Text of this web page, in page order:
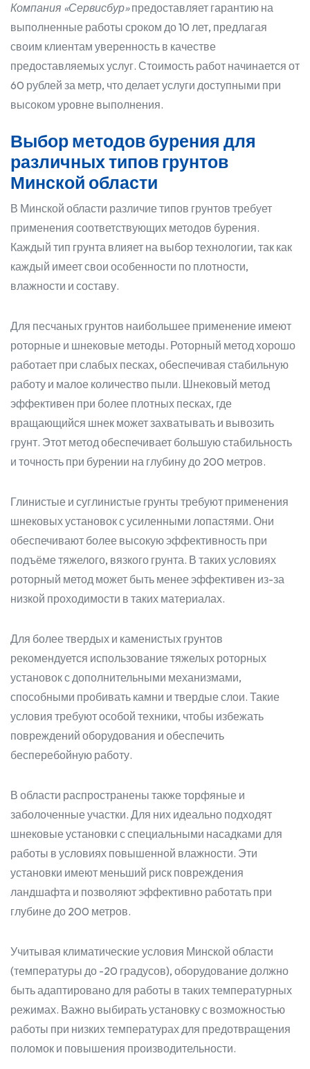
Компания «Сервисбур»предоставляет гарантию на
выполненные работы сроком до 10 лет, предлагая
своим клиентам уверенность в качестве
предоставляемых услуг. Стоимость работ начинается от
60 рублей за метр, что делает услуги доступными при
высоком уровне выполнения.
Выбор методов бурения для
различных типов грунтов
Минской области
В Минской области различие типов грунтов требует
применения соответствующих методов бурения.
Каждый тип грунта влияет на выбор технологии, так как
каждый имеет свои особенности по плотности,
влажности и составу.
Для песчаных грунтов наибольшее применение имеют
роторные и шнековые методы. Роторный метод хорошо
работает при слабых песках, обеспечивая стабильную
работу и малое количество пыли. Шнековый метод
эффективен при более плотных песках, где
вращающийся шнек может захватывать и вывозить
грунт. Этот метод обеспечивает большую стабильность
и точность при бурении на глубину до 200 метров.
Глинистые и суглинистые грунты требуют применения
шнековых установок с усиленными лопастями. Они
обеспечивают более высокую эффективность при
подъёме тяжелого, вязкого грунта. В таких условиях
роторный метод может быть менее эффективен из-за
низкой проходимости в таких материалах.
Для более твердых и каменистых грунтов
рекомендуется использование тяжелых роторных
установок с дополнительными механизмами,
способными пробивать камни и твердые слои. Такие
условия требуют особой техники, чтобы избежать
повреждений оборудования и обеспечить
бесперебойную работу.
В области распространены также торфяные и
заболоченные участки. Для них идеально подходят
шнековые установки с специальными насадками для
работы в условиях повышенной влажности. Эти
установки имеют меньший риск повреждения
ландшафта и позволяют эффективно работать при
глубине до 200 метров.
Учитывая климатические условия Минской области
(температуры до -20 градусов), оборудование должно
быть адаптировано для работы в таких температурных
режимах. Важно выбирать установку с возможностью
работы при низких температурах для предотвращения
поломок и повышения производительности.